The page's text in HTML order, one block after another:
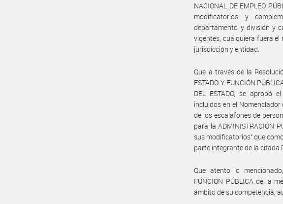
NACIONAL DE EMPLEO
modificatorios y
departamento y división y
vigentes, cualquiera fuera
jurisdicción y entidad.
Que a través de la
ESTADO Y FUNCIÓN
DEL ESTADO, se aprobó
incluidos en el
de los escalafones de
para la ADMINISTRACIÓN
sus modificatorios” que
parte integrante de la citada
Que atento lo mencionado,
FUNCIÓN PÚBLICA de la
ámbito de su competencia,